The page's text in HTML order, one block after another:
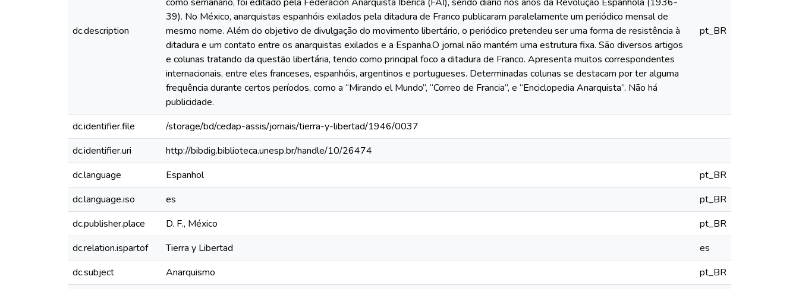
dc.description
39). No México, anarquistas espanhóis exilados pela ditadura de Franco publicaram paralelamente um periódico mensal de
mesmo nome. Além do objetivo de divulgação do movimento libertário, o periódico pretendeu ser uma forma de resistência à
ditadura e um contato entre os anarquistas exilados e a Espanha.O jornal não mantém uma estrutura fixa. São diversos artigos
e colunas tratando da questão libertária, tendo como principal foco a ditadura de Franco. Apresenta muitos correspondentes
internacionais, entre eles franceses, espanhóis, argentinos e portugueses. Determinadas colunas se destacam por ter alguma
frequência durante certos períodos, como a “Mirando el Mundo”, “Correo de Francia”, e “Enciclopedia Anarquista”. Não há
publicidade.
pt_BR
dc.identifier.file
/storage/bd/cedap-assis/jornais/tierra-y-libertad/1946/0037
dc.identifier.uri
http://bibdig.biblioteca.unesp.br/handle/10/26474
dc.language
Espanhol
pt_BR
dc.language.iso
es
pt_BR
dc.publisher.place
D. F., México
pt_BR
dc.relation.ispartof
Tierra y Libertad
es
dc.subject
Anarquismo
pt_BR